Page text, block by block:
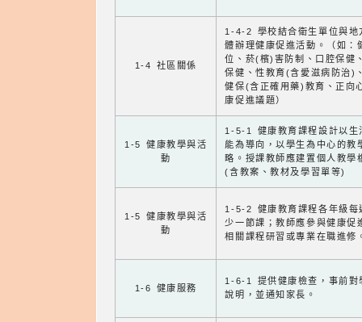
1-4 社區關係
1-4-2 學校結合衛生單位與地
體辦理健康促進活動。（如：
位、菸(檳)害防制、口腔保健
保健、性教育(含愛滋病防治)
健保(含正確用藥)教育、正向
康促進議題）
1-5 健康教學與活
動
1-5-1 健康教育課程設計以生
能為導向，以學生為中心的教
略。授課教師應建置個人教學
(含教案、教材及學習單等)
1-5 健康教學與活
動
1-5-2 健康教育課程各年級每
少一節課；教師應參與健康促
相關課程研習或專業在職進修
1-6 健康服務
1-6-1 提供健康檢查，事前對
說明，並通知家長。